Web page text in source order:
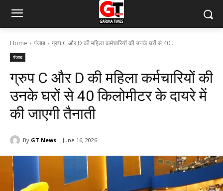
Home पंजाब ग्रुप C और D की महिला कर्मचारियों की उनके घरों से 40...
पंजाब
ग्रुप C और D की महिला कर्मचारियों की
उनके घरों से 40 किलोमीटर के दायरे में
की जाएगी तैनाती
By GT News June 16, 2026